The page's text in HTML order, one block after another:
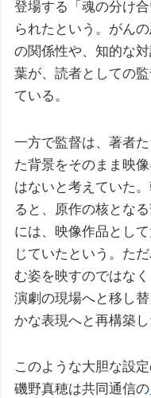
登場する「魂の分け
られたという。がん
の関係性や、知的な
葉が、読者としての
ている。
一方で監督は、著者
た背景をそのまま映
はないと考えていた
ると、原作の核とな
には、映像作品とし
じていたという。た
む姿を映すのではな
演劇の現場へと移し
かな表現へと再構築し
このような大胆な設
磯野真穂は共同通信の